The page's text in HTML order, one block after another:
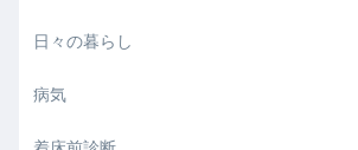
日々の暮らし
病気